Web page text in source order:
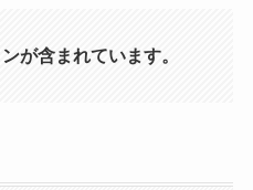
が含まれています。